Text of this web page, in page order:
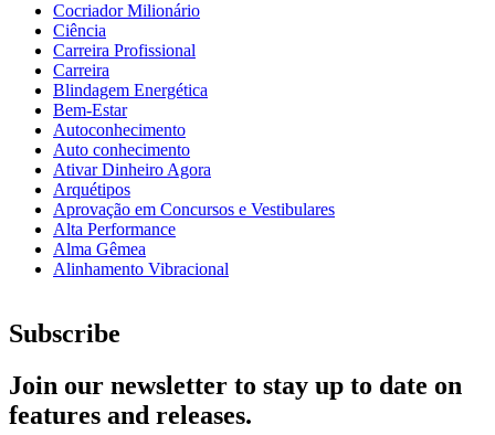
Cocriador Milionário
Ciência
Carreira Profissional
Carreira
Blindagem Energética
Bem-Estar
Autoconhecimento
Auto conhecimento
Ativar Dinheiro Agora
Arquétipos
Aprovação em Concursos e Vestibulares
Alta Performance
Alma Gêmea
Alinhamento Vibracional
Subscribe
Join our newsletter to stay up to date on
features and releases.